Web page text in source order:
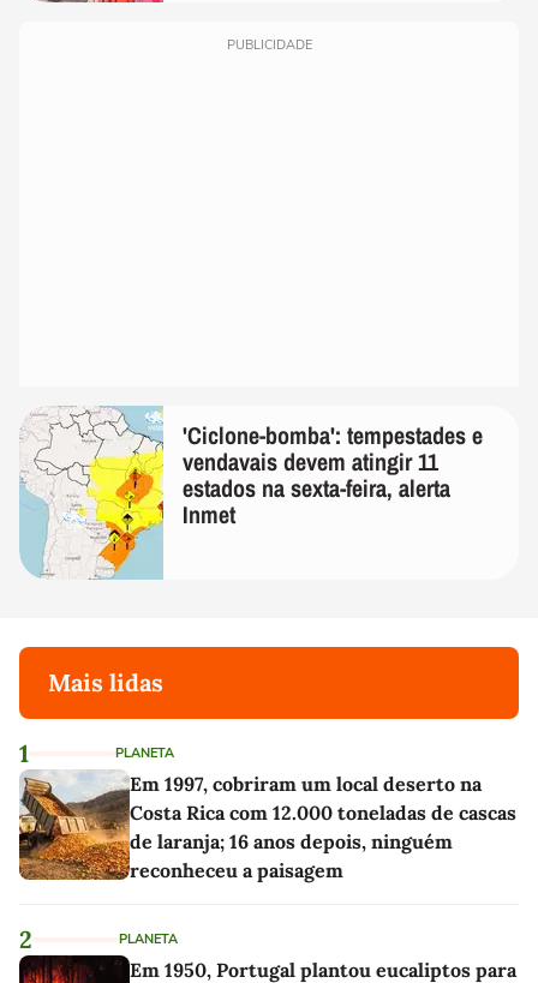
PUBLICIDADE
'Ciclone-bomba': tempestades e
vendavais devem atingir 11
estados na sexta-feira, alerta
Inmet
Mais lidas
1 PLANETA
Em 1997, cobriram um local deserto na
Costa Rica com 12.000 toneladas de cascas
de laranja; 16 anos depois, ninguém
reconheceu a paisagem
2 PLANETA
Em 1950, Portugal plantou eucaliptos para